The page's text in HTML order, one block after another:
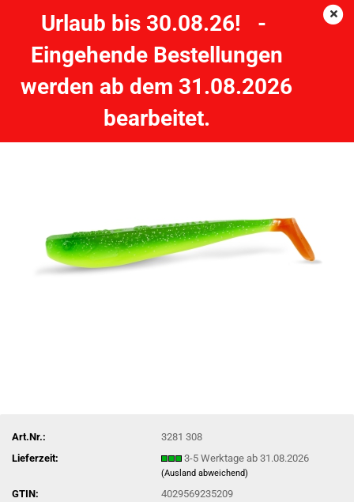
Urlaub bis 30.08.26! -
Eingehende Bestellungen
werden ab dem 31.08.2026
bearbeitet.
Quantum Q-Paddler by Mann's 3,5g - 8cm - hot shad
Art.Nr.:
3281 308
Lieferzeit:
3-5 Werktage ab 31.08.2026
(Ausland abweichend)
GTIN: 4029569235209